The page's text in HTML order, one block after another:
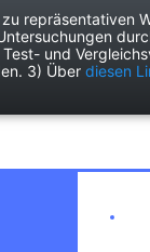
Freizeit Garten
repräsentativen
und
3) Überdiesen